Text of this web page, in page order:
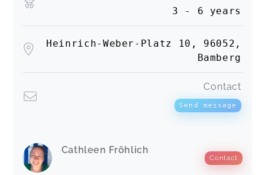
Ein wirklich toller Kurs. Cathy ist eine traum Kurs
Leiterin. Die Arbeit mit Kindern ist das beste was
Dajana,
3 - 6 years
Heinrich-Weber-Platz 10, 96052,
Bamberg
Contact
Send message
Cathleen Fröhlich
Contact